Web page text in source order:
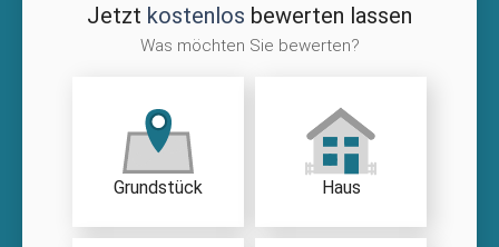
Jetzt kostenlos bewerten lassen
Was möchten Sie bewerten?
Grundstück Haus